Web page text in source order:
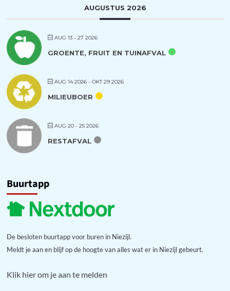
AUGUSTUS 2026
AUG 13 - 27 2026
GROENTE, FRUIT EN TUINAFVAL
AUG 14 2026- OKT 29 2026
MILIEUBOER
AUG 20 - 25 2026
RESTAFVAL
Buurtapp
De besloten buurtapp voor buren in Niezijl.
Meldt je aan en blijf op de hoogte van alles wat er in Niezijl gebeurt.
Klik hier om je aan te melden